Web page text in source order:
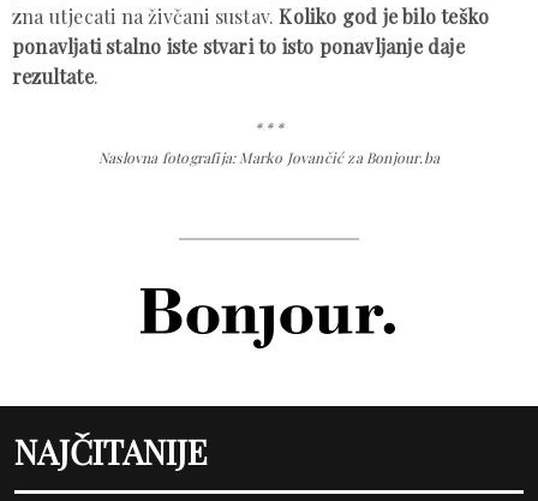
zna utjecati na živčani sustav.Koliko god je bilo teško
ponavljati stalno iste stvari to isto ponavljanje daje
rezultate.
* * *
Naslovna fotografija: Marko Jovančić za Bonjour.ba
NAJČITANIJE